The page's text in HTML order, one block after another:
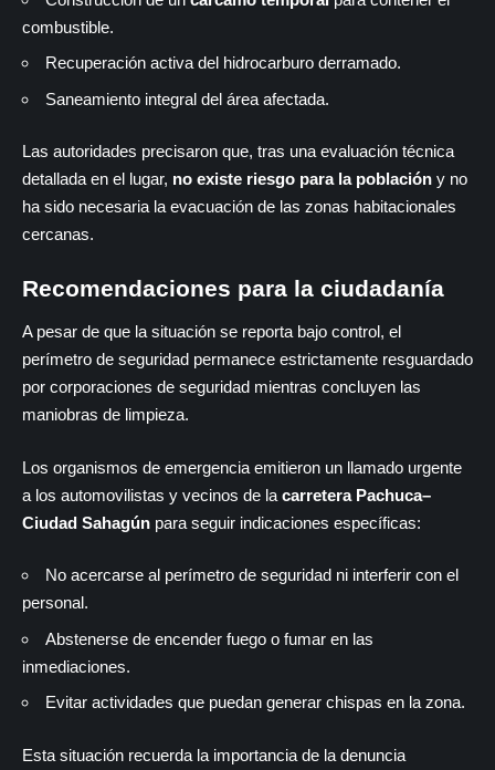
combustible.
Recuperación activa del hidrocarburo derramado.
Saneamiento integral del área afectada.
Las autoridades precisaron que, tras una evaluación técnica
detallada en el lugar, no existe riesgo para la población y no
ha sido necesaria la evacuación de las zonas habitacionales
cercanas.
Recomendaciones para la ciudadanía
A pesar de que la situación se reporta bajo control, el
perímetro de seguridad permanece estrictamente resguardado
por corporaciones de seguridad mientras concluyen las
maniobras de limpieza.
Los organismos de emergencia emitieron un llamado urgente
a los automovilistas y vecinos de la carretera Pachuca–
Ciudad Sahagún para seguir indicaciones específicas:
No acercarse al perímetro de seguridad ni interferir con el
personal.
Abstenerse de encender fuego o fumar en las
inmediaciones.
Evitar actividades que puedan generar chispas en la zona.
Esta situación recuerda la importancia de la denuncia